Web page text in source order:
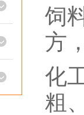
饲
方
化
粗